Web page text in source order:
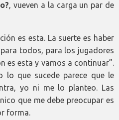
, vueven a la carga un par de
es esta. La suerte es haber
todos, para los jugadores
es esta y vamos a continuar”.
lo que sucede parece que le
yo ni me lo planteo. Las
que me debe preocupar es
forma.